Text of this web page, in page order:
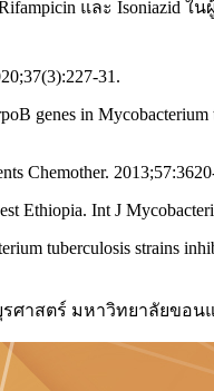
และ Isoniazid ใน
31.
genes in
Chemother.
Ethiopia. Int J
tuberculosis strains
าสตร์ มหาวิทยาลัยขอนแ